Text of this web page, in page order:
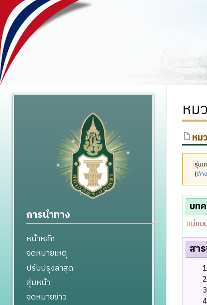
หม
หม
รุ่น
(ต่าง
บท
แม่แบ
สา
การนำทาง
หน้าหลัก
จดหมายเหตุ
ปรับปรุงล่าสุด
สุ่มหน้า
จดหมายข่าว